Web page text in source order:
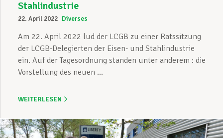
Stahlindustrie
22. April 2022 Diverses
Am 22. April 2022 lud der LCGB zu einer Ratssitzung
der LCGB-Delegierten der Eisen- und Stahlindustrie
ein. Auf der Tagesordnung standen unter anderem : die
Vorstellung des neuen ...
WEITERLESEN